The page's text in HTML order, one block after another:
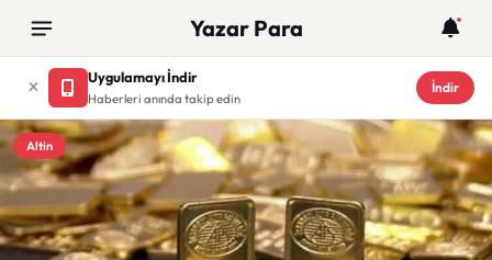
Yazar Para
Uygulamayı İndir
Haberleri anında takip edin
İndir
Altin